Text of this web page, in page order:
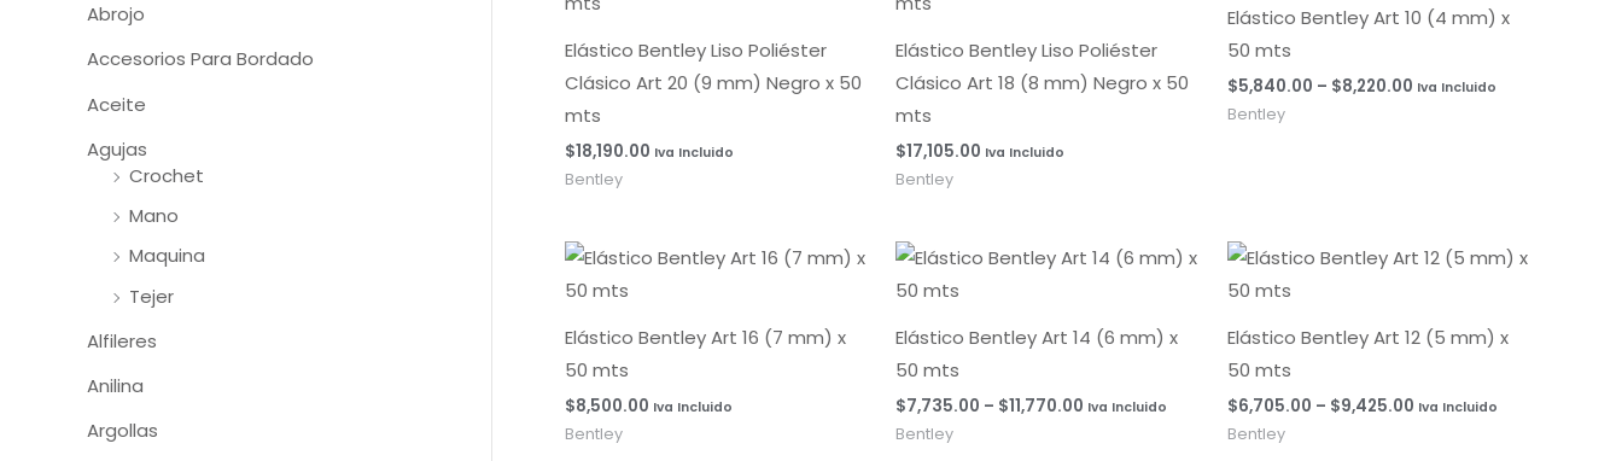
Abrojo
Accesorios Para Bordado
Aceite
Agujas
Crochet
Mano
Maquina
Tejer
Alfileres
Anilina
Argollas
Elástico Bentley Liso Poliéster
Clásico Art 20 (9 mm) Negro x 50
mts
$18,190.00 Iva Incluido
Bentley
Elástico Bentley Liso Poliéster
Clásico Art 18 (8 mm) Negro x 50
mts
$17,105.00 Iva Incluido
Bentley
Elástico Bentley Art 10 (4 mm) x
50 mts
$5,840.00 – $8,220.00
$5,840.00
hasta
Iva Incluido
Bentley
Elástico Bentley Art 16 (7 mm) x
50 mts
$8,500.00 Iva Incluido
Bentley
Elástico Bentley Art 14 (6 mm) x
50 mts
$7,735.00 – $11,770.00
Rango
de
$7,735.00
hasta
Iva Incluido
Bentley
Elástico Bentley Art 12 (5 mm) x
50 mts
$6,705.00 – $9,425.00
Rango
de
$6,705.00
hasta
Iva Incluido
Bentley